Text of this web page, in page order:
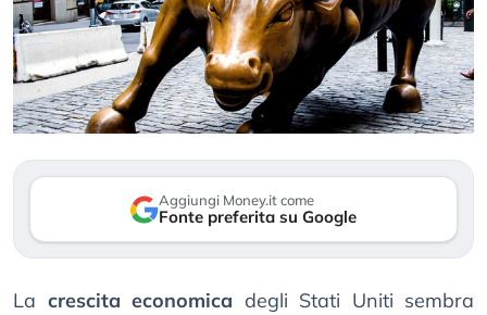
Aggiungi Money.it come
Fonte preferita su Google
La crescita economica degli Stati Uniti sembra